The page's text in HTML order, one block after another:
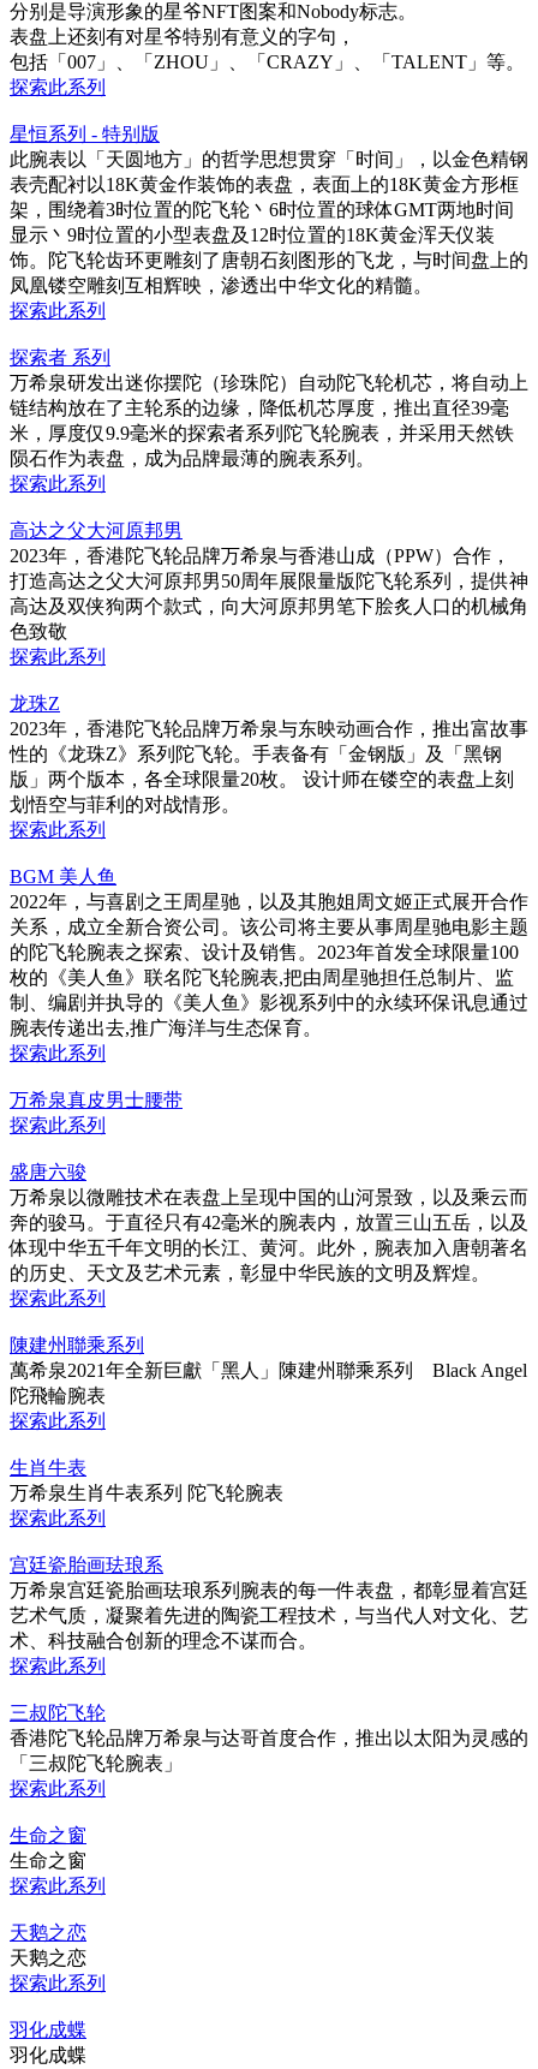
分别是导演形象的星爷NFT图案和Nobody标志。
表盘上还刻有对星爷特别有意义的字句，
包括「007」、「ZHOU」、「CRAZY」、「TALENT」等。
探索此系列
星恒系列 - 特别版
此腕表以「天圆地方」的哲学思想贯穿「时间」，以金色精钢
表壳配衬以18K黄金作装饰的表盘，表面上的18K黄金方形框
架，围绕着3时位置的陀飞轮丶6时位置的球体GMT两地时间
显示丶9时位置的小型表盘及12时位置的18K黄金浑天仪装
饰。陀飞轮齿环更雕刻了唐朝石刻图形的飞龙，与时间盘上的
凤凰镂空雕刻互相辉映，渗透出中华文化的精髓。
探索此系列
探索者 系列
万希泉研发出迷你摆陀（珍珠陀）自动陀飞轮机芯，将自动上
链结构放在了主轮系的边缘，降低机芯厚度，推出直径39毫
米，厚度仅9.9毫米的探索者系列陀飞轮腕表，并采用天然铁
陨石作为表盘，成为品牌最薄的腕表系列。
探索此系列
高达之父大河原邦男
2023年，香港陀飞轮品牌万希泉与香港山成（PPW）合作，
打造高达之父大河原邦男50周年展限量版陀飞轮系列，提供神
高达及双侠狗两个款式，向大河原邦男笔下脍炙人口的机械角
色致敬
探索此系列
龙珠Z
2023年，香港陀飞轮品牌万希泉与东映动画合作，推出富故事
性的《龙珠Z》系列陀飞轮。手表备有「金钢版」及「黑钢
版」两个版本，各全球限量20枚。 设计师在镂空的表盘上刻
划悟空与菲利的对战情形。
探索此系列
BGM 美人鱼
2022年，与喜剧之王周星驰，以及其胞姐周文姬正式展开合作
关系，成立全新合资公司。该公司将主要从事周星驰电影主题
的陀飞轮腕表之探索、设计及销售。2023年首发全球限量100
枚的《美人鱼》联名陀飞轮腕表,把由周星驰担任总制片、监
制、编剧并执导的《美人鱼》影视系列中的永续环保讯息通过
腕表传递出去,推广海洋与生态保育。
探索此系列
万希泉真皮男士腰带
探索此系列
盛唐六骏
万希泉以微雕技术在表盘上呈现中国的山河景致，以及乘云而
奔的骏马。于直径只有42毫米的腕表内，放置三山五岳，以及
体现中华五千年文明的长江、黄河。此外，腕表加入唐朝著名
的历史、天文及艺术元素，彰显中华民族的文明及辉煌。
探索此系列
陳建州聯乘系列
萬希泉2021年全新巨獻「黑人」陳建州聯乘系列 Black Angel
陀飛輪腕表
探索此系列
生肖牛表
万希泉生肖牛表系列 陀飞轮腕表
探索此系列
宫廷瓷胎画珐琅系
万希泉宫廷瓷胎画珐琅系列腕表的每一件表盘，都彰显着宫廷
艺术气质，凝聚着先进的陶瓷工程技术，与当代人对文化、艺
术、科技融合创新的理念不谋而合。
探索此系列
三叔陀飞轮
香港陀飞轮品牌万希泉与达哥首度合作，推出以太阳为灵感的
「三叔陀飞轮腕表」
探索此系列
生命之窗
生命之窗
探索此系列
天鹅之恋
天鹅之恋
探索此系列
羽化成蝶
羽化成蝶